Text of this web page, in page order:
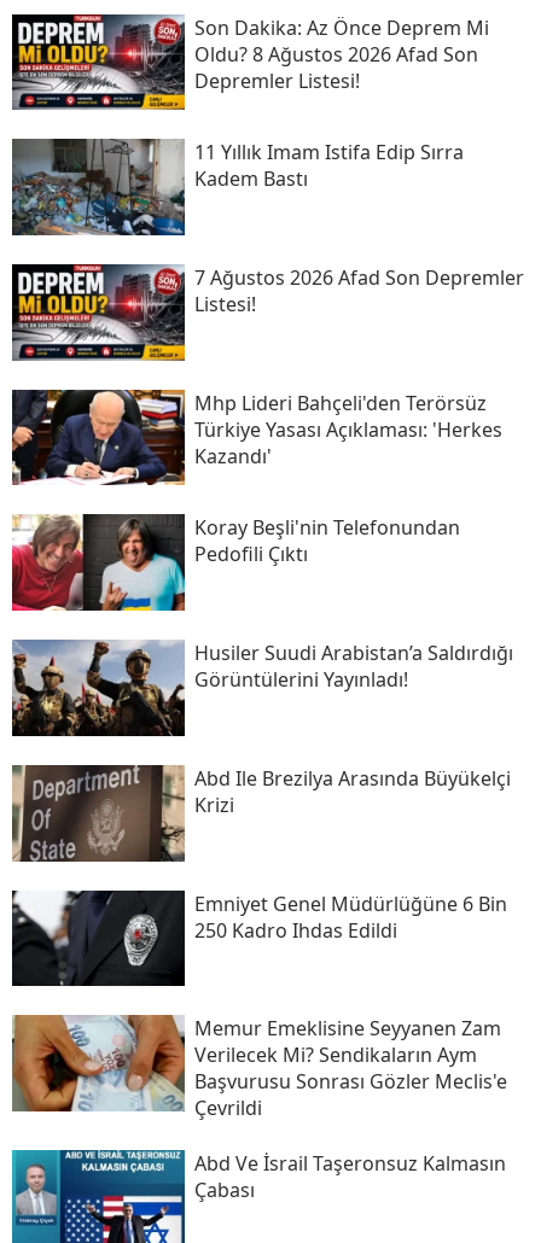
Son Daki̇ka: Az Önce Deprem Mi
Oldu? 8 Ağustos 2026 Afad Son
Depremler Listesi!
11 Yıllık Imam Istifa Edip Sırra
Kadem Bastı
7 Ağustos 2026 Afad Son Depremler
Listesi!
Mhp Lideri Bahçeli'den Terörsüz
Türkiye Yasası Açıklaması: 'herkes
Kazandı'
Koray Beşli'nin Telefonundan
Pedofili Çıktı
Husiler Suudi Arabistan’a Saldırdığı
Görüntülerini Yayınladı!
Abd Ile Brezilya Arasında Büyükelçi
Krizi
Emniyet Genel Müdürlüğüne 6 Bin
250 Kadro Ihdas Edildi
​memur Emeklisine Seyyanen Zam
Verilecek Mi? Sendikaların Aym
Başvurusu Sonrası Gözler Meclis'e
Çevrildi
Abd Ve İsrail Taşeronsuz Kalmasın
Çabası